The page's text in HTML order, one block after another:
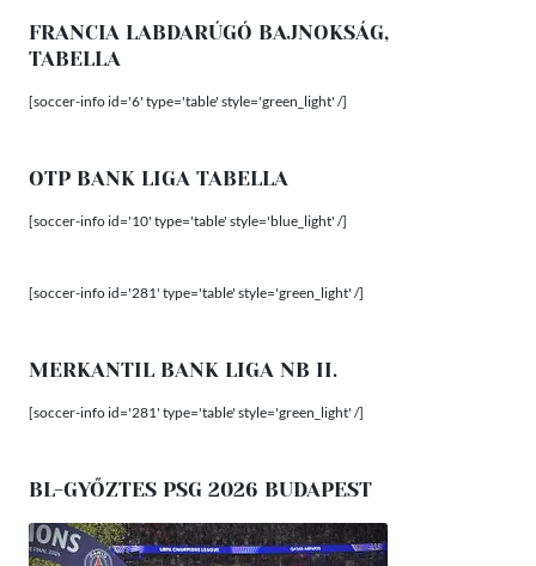
FRANCIA LABDARÚGÓ BAJNOKSÁG,
TABELLA
[soccer-info id='6' type='table' style='green_light' /]
OTP BANK LIGA TABELLA
[soccer-info id='10' type='table' style='blue_light' /]
[soccer-info id='281' type='table' style='green_light' /]
MERKANTIL BANK LIGA NB II.
[soccer-info id='281' type='table' style='green_light' /]
BL-GYŐZTES PSG 2026 BUDAPEST